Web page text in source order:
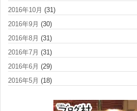
2016年10月 (31)
2016年9月 (30)
2016年8月 (31)
2016年7月 (31)
2016年6月 (29)
2016年5月 (18)